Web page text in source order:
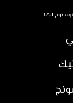
نوم ايكيا